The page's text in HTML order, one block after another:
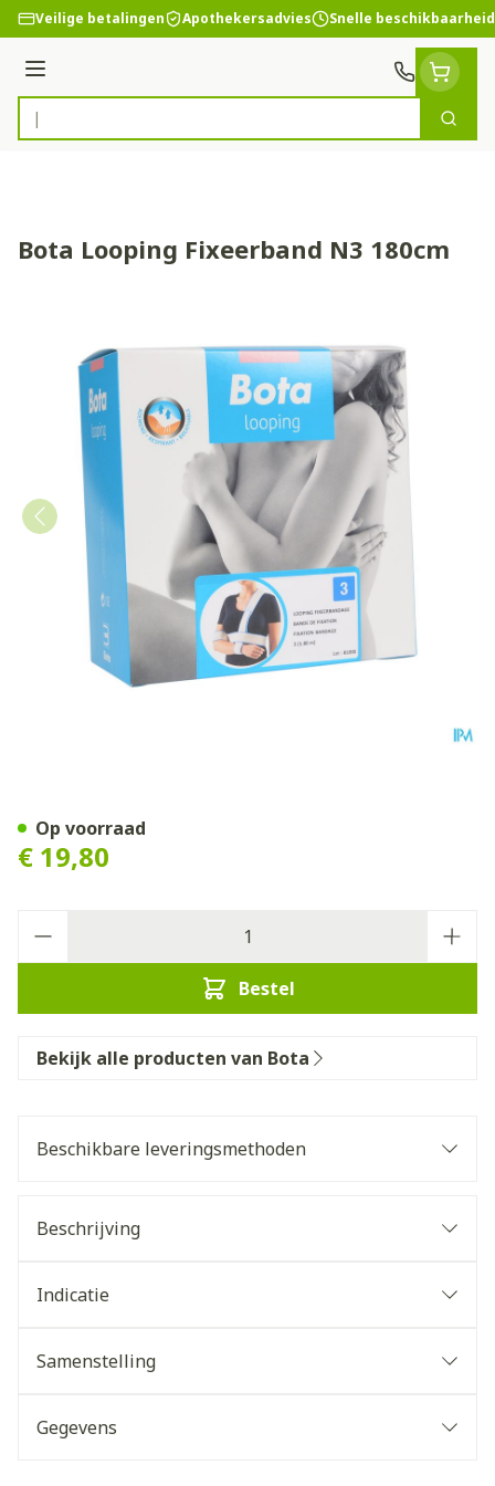
Ga naar de inhoud
Veilige betalingen Apothekersadvies Snelle beschikbaarheid
Menu
Product, merk, categorie...
Zoek
Bota Looping Fixeerband N3 180cm
€ 19,80
Bestel
Op voorraad
Bekijk alle producten van Bota
Beschikbare leveringsmethoden
Beschrijving
Indicatie
Samenstelling
Gegevens